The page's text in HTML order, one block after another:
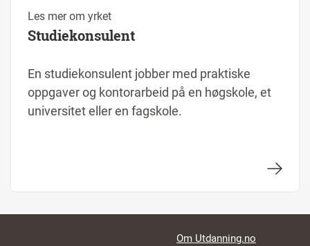
Les mer om yrket
Studiekonsulent
En studiekonsulent jobber med praktiske
oppgaver og kontorarbeid på en høgskole, et
universitet eller en fagskole.
Footer links
Om Utdanning.no